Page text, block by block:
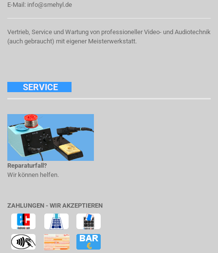
E-Mail: info@smehyl.de
Vertrieb, Service und Wartung von professioneller Video- und Audiotechnik
(auch gebraucht) mit eigener Meisterwerkstatt.
SERVICE
Reparaturfall?
Wir können helfen.
ZAHLUNGEN - WIR AKZEPTIEREN